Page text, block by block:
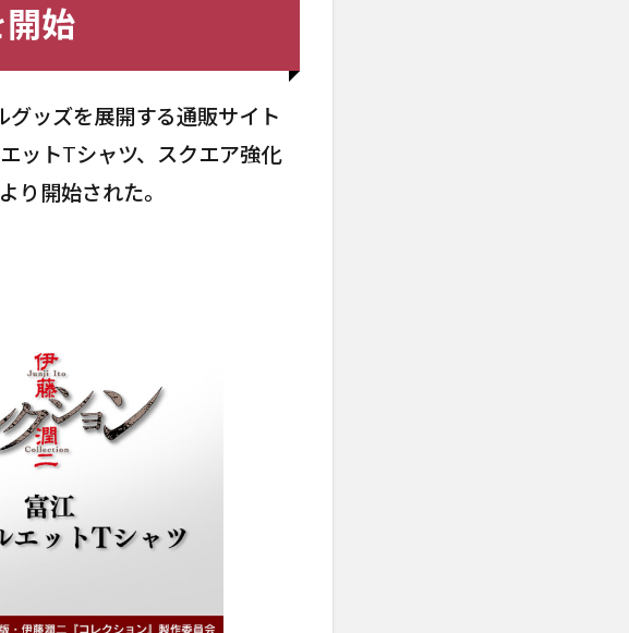
開始
グッズを展開する通販サイト
ットTシャツ、スクエア強化
り開始された。